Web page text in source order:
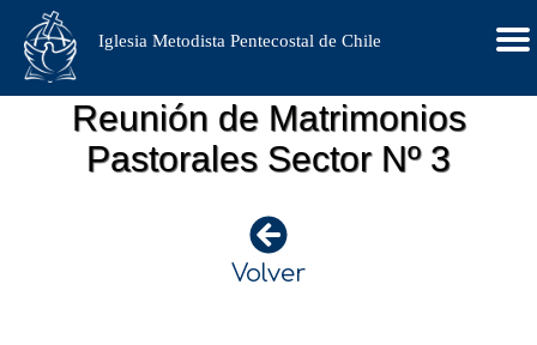
Iglesia Metodista Pentecostal de Chile
Reunión de Matrimonios
Pastorales Sector Nº 3
Volver